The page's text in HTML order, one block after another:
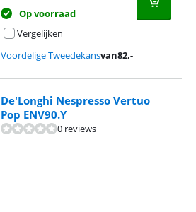
Op voorraad
Vergelijken
Voordelige Tweedekansvan82,-
De'Longhi Nespresso Vertuo
Pop ENV90.Y
0 reviews